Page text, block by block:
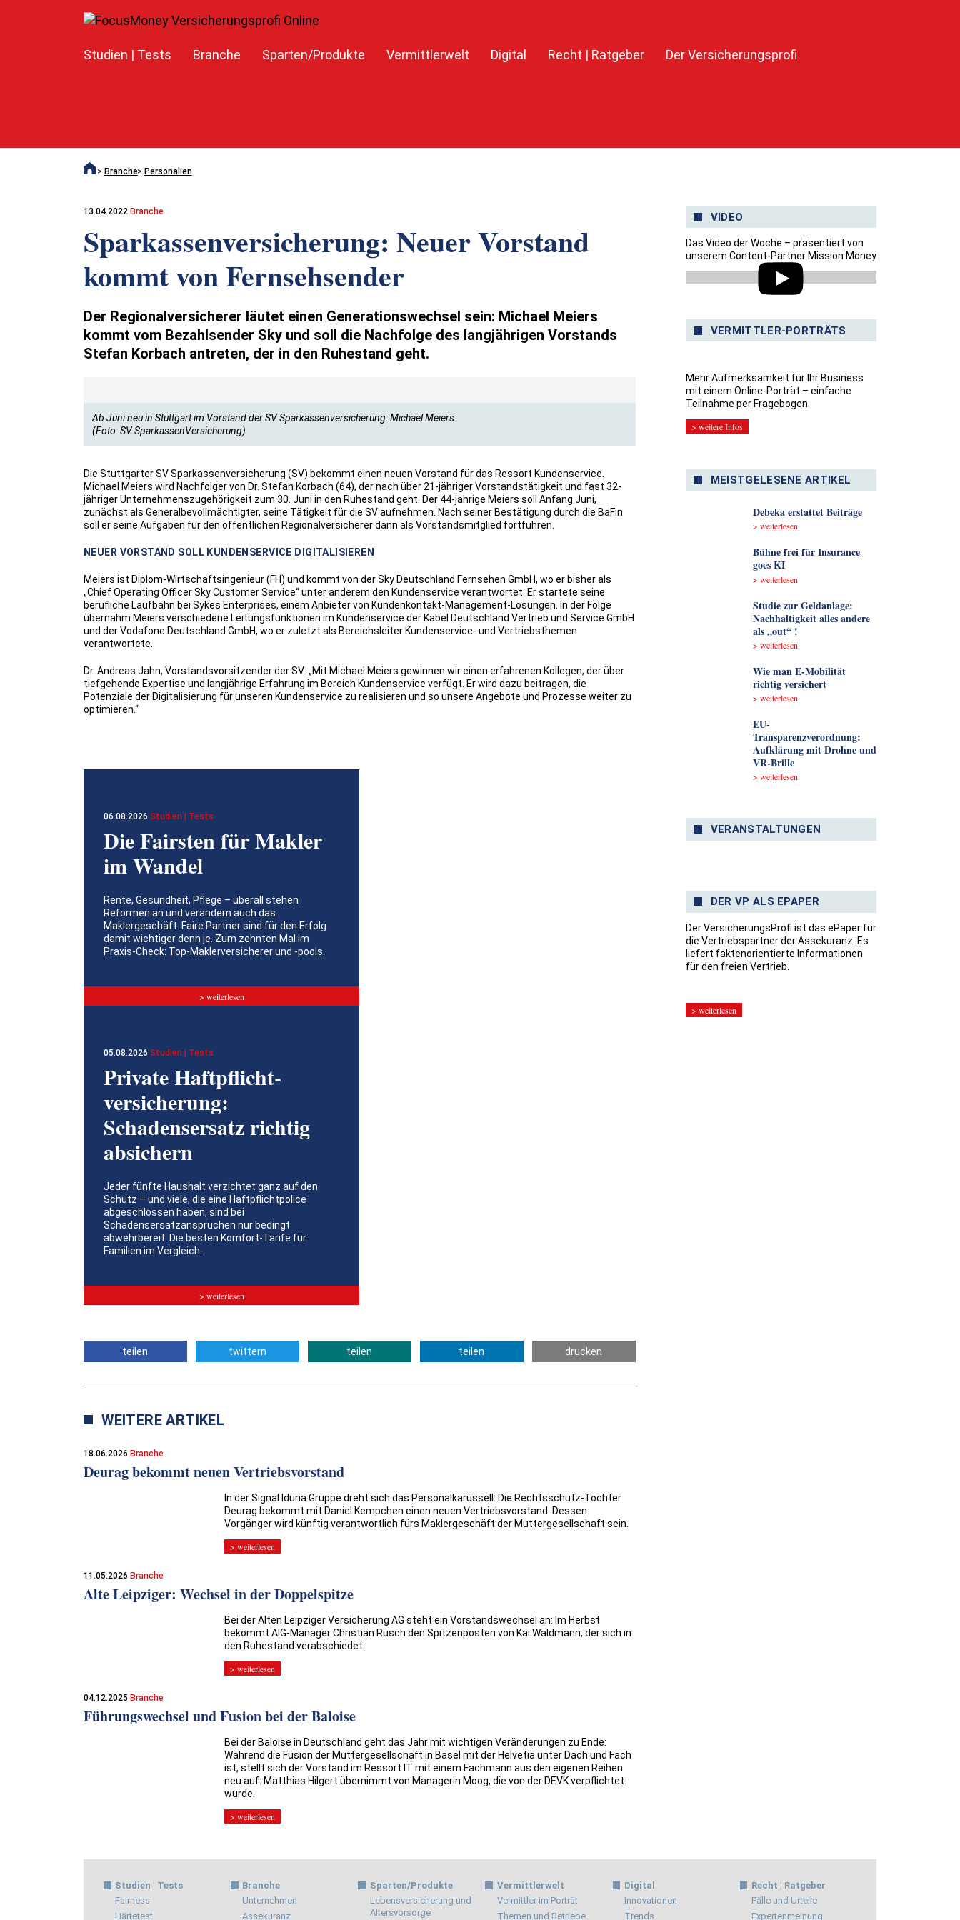
Studien | Tests Branche Sparten/Produkte Vermittlerwelt Digital Recht | Ratgeber Der Versicherungsprofi
Branche Personalien
13.04.2022 Branche
Sparkassenversicherung: Neuer Vorstand
kommt von Fernsehsender
Der Regionalversicherer läutet einen Generationswechsel sein: Michael Meiers
kommt vom Bezahlsender Sky und soll die Nachfolge des langjährigen Vorstands
Stefan Korbach antreten, der in den Ruhestand geht.
Ab Juni neu in Stuttgart im Vorstand der SV Sparkassenversicherung: Michael Meiers.
(Foto: SV SparkassenVersicherung)
Die Stuttgarter SV Sparkassenversicherung (SV) bekommt einen neuen Vorstand für das Ressort Kundenservice.
Michael Meiers wird Nachfolger von Dr. Stefan Korbach (64), der nach über 21-jähriger Vorstandstätigkeit und fast 32-
jähriger Unternehmenszugehörigkeit zum 30. Juni in den Ruhestand geht. Der 44-jährige Meiers soll Anfang Juni,
zunächst als Generalbevollmächtigter, seine Tätigkeit für die SV aufnehmen. Nach seiner Bestätigung durch die BaFin
soll er seine Aufgaben für den öffentlichen Regionalversicherer dann als Vorstandsmitglied fortführen.
NEUER VORSTAND SOLL KUNDENSERVICE DIGITALISIEREN
Meiers ist Diplom-Wirtschaftsingenieur (FH) und kommt von der Sky Deutschland Fernsehen GmbH, wo er bisher als
„Chief Operating Officer Sky Customer Service“ unter anderem den Kundenservice verantwortet. Er startete seine
berufliche Laufbahn bei Sykes Enterprises, einem Anbieter von Kundenkontakt-Management-Lösungen. In der Folge
übernahm Meiers verschiedene Leitungsfunktionen im Kundenservice der Kabel Deutschland Vertrieb und Service GmbH
und der Vodafone Deutschland GmbH, wo er zuletzt als Bereichsleiter Kundenservice- und Vertriebsthemen
verantwortete.
Dr. Andreas Jahn, Vorstandsvorsitzender der SV: „Mit Michael Meiers gewinnen wir einen erfahrenen Kollegen, der über
tiefgehende Expertise und langjährige Erfahrung im Bereich Kundenservice verfügt. Er wird dazu beitragen, die
Potenziale der Digitalisierung für unseren Kundenservice zu realisieren und so unsere Angebote und Prozesse weiter zu
optimieren.“
06.08.2026 Studien | Tests
Die Fairsten für Makler
im Wandel
Rente, Gesundheit, Pflege – überall stehen
Reformen an und verändern auch das
Maklergeschäft. Faire Partner sind für den Erfolg
damit wichtiger denn je. Zum zehnten Mal im
Praxis-Check: Top-Maklerversicherer und -pools.
> weiterlesen
05.08.2026 Studien | Tests
Private Haftpflicht­
versicherung:
Schadensersatz richtig
absichern
Jeder fünfte Haushalt verzichtet ganz auf den
Schutz – und viele, die eine Haftpflichtpolice
abgeschlossen haben, sind bei
Schadensersatzansprüchen nur bedingt
abwehrbereit. Die besten Komfort-Tarife für
Familien im Vergleich.
> weiterlesen
teilen twittern teilen teilen drucken
WEITERE ARTIKEL
18.06.2026 Branche
Deurag bekommt neuen Vertriebsvorstand
In der Signal Iduna Gruppe dreht sich das Personalkarussell: Die Rechtsschutz-Tochter
Deurag bekommt mit Daniel Kempchen einen neuen Vertriebsvorstand. Dessen
Vorgänger wird künftig verantwortlich fürs Maklergeschäft der Muttergesellschaft sein.
> weiterlesen
11.05.2026 Branche
Alte Leipziger: Wechsel in der Doppelspitze
Bei der Alten Leipziger Versicherung AG steht ein Vorstandswechsel an: Im Herbst
bekommt AIG-Manager Christian Rusch den Spitzenposten von Kai Waldmann, der sich in
den Ruhestand verabschiedet.
> weiterlesen
04.12.2025 Branche
Führungswechsel und Fusion bei der Baloise
Bei der Baloise in Deutschland geht das Jahr mit wichtigen Veränderungen zu Ende:
Während die Fusion der Muttergesellschaft in Basel mit der Helvetia unter Dach und Fach
ist, stellt sich der Vorstand im Ressort IT mit einem Fachmann aus den eigenen Reihen
neu auf: Matthias Hilgert übernimmt von Managerin Moog, die von der DEVK verpflichtet
wurde.
> weiterlesen
VIDEO
Das Video der Woche – präsentiert von
unserem Content-Partner Mission Money
VERMITTLER-PORTRÄTS
Mehr Aufmerksamkeit für Ihr Business
mit einem Online-Porträt – einfache
Teilnahme per Fragebogen
> weitere Infos
MEISTGELESENE ARTIKEL
Debeka erstattet Beiträge
> weiterlesen
Bühne frei für Insurance
goes KI
> weiterlesen
Studie zur Geldanlage:
Nachhaltigkeit alles andere
als „out“ !
> weiterlesen
Wie man E-Mobilität
richtig versichert
> weiterlesen
EU-
Transparenzverordnung:
Aufklärung mit Drohne und
VR-Brille
> weiterlesen
VERANSTALTUNGEN
DER VP ALS EPAPER
Der VersicherungsProfi ist das ePaper für
die Vertriebspartner der Assekuranz. Es
liefert faktenorientierte Informationen
für den freien Vertrieb.
> weiterlesen
Studien | Tests
Fairness
Härtetest
Branche
Unternehmen
Assekuranz
Sparten/Produkte
Lebensversicherung und
Altersvorsorge
Vermittlerwelt
Vermittler im Porträt
Themen und Betriebe
Digital
Innovationen
Trends
Recht | Ratgeber
Fälle und Urteile
Expertenmeinung